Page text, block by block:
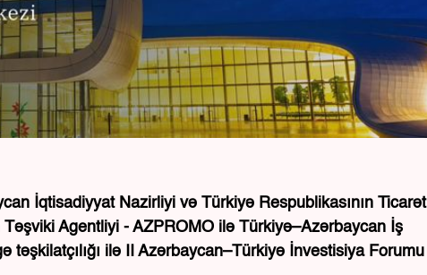
İqtisadiyyat Nazirliyi və Türkiyə Respublikasının Ticarət
Agentliyi - AZPROMO ilə Türkiyə–Azərbaycan İş
təşkilatçılığı ilə II Azərbaycan–Türkiyə İnvestisiya Forumu